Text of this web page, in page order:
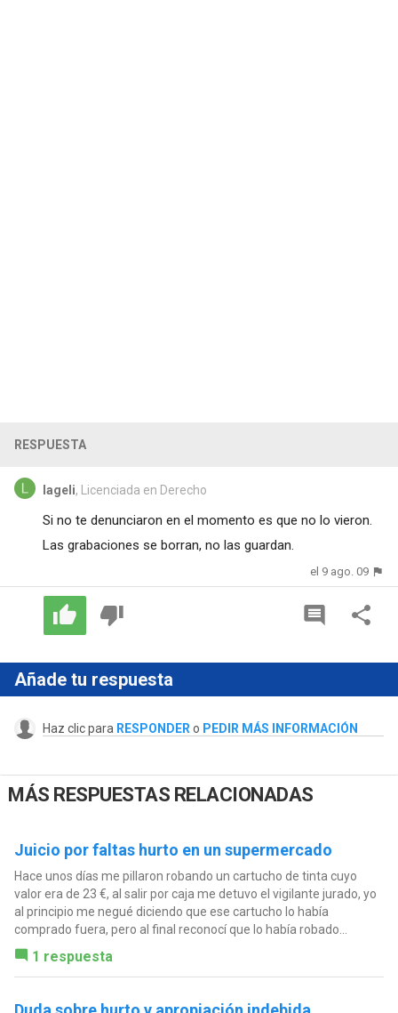
RESPUESTA
lageli, Licenciada en Derecho
Si no te denunciaron en el momento es que no lo vieron.
Las grabaciones se borran, no las guardan.
el 9 ago. 09
Añade tu respuesta
Haz clic para RESPONDER o PEDIR MÁS INFORMACIÓN
MÁS RESPUESTAS RELACIONADAS
Juicio por faltas hurto en un supermercado
Hace unos días me pillaron robando un cartucho de tinta cuyo
valor era de 23 €, al salir por caja me detuvo el vigilante jurado, yo
al principio me negué diciendo que ese cartucho lo había
comprado fuera, pero al final reconocí que lo había robado...
1 respuesta